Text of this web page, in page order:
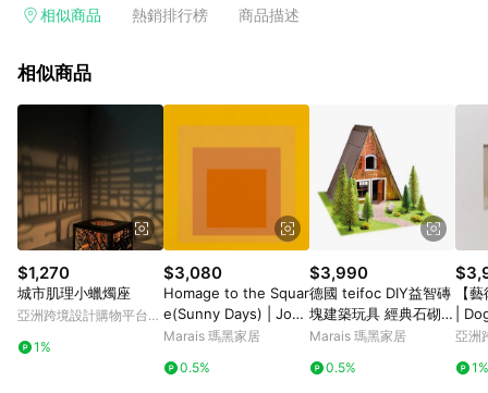
回饋訂單不得享有 Pinkoi 站方優惠，例如首購優惠，P coins，
行為，不具贈點資格，部分退款不在此限。 6. APP 請更新至
運費，攤位費等不具贈點資格。 9. LINE 購物站上之商品規格、
顏色、價位、贈品如與 Pinkoi 商品資訊頁及購物車不符，以
Pinkoi 購物商品資訊頁及購物車標示為準。 10. 點數紅包使用規
則請以點數紅包活動說明為準。 11. 若於 LINE 購物前往 Pinkoi
頁面後才首次下載 Pinkoi APP 並完成訂單，不符合導購資格；承
上，首次下載 Pinkoi APP 後，需透過 LINE 購物前往 Pinkoi 頁
面，方享導購資格。
相似商品 熱銷排行榜 商品描述
相似商品
$1,270
城市肌理小蠟燭座
亞洲跨境設計購物平台
1%
$3,080
Homage to the Squar
e(Sunny Days) | Jose
f Albers - 銀色鋁框-中
Marais 瑪黑家居
0.5%
$3,990
德國 teifoc DIY益智磚
塊建築玩具 經典石砌婚
禮教堂-TEI5230
Marais 瑪黑家居
0.5%
【
|
亞洲
1%